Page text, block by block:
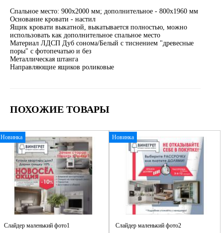
Спальное место: 900х2000 мм; дополнительное - 800х1960 мм
Основание кровати - настил
Ящик кровати выкатной, выкатывается полностью, можно
использовать как дополнительное спальное место
Материал ЛДСП Дуб сонома/Белый с тиснением "древесные
поры" с фотопечатью и без
Металлическая штанга
Направляющие ящиков роликовые
ПОХОЖИЕ ТОВАРЫ
Новинка
Слайдер маленький фото1
Новинка
Слайдер маленький фото2